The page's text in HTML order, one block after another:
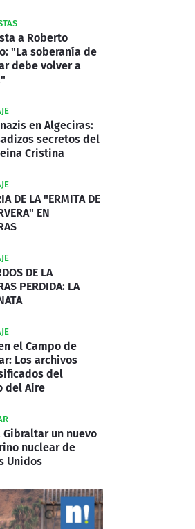
a Roberto
"La soberanía de
debe volver a
en Algeciras:
secretos del
Cristina
DE LA "ERMITA DE
EN
DE LA
PERDIDA: LA
el Campo de
Los archivos
del
del Aire
Gibraltar un nuevo
nuclear de
Unidos